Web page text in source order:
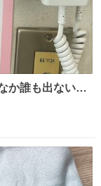
か誰も出ないこ
いいか」が見え